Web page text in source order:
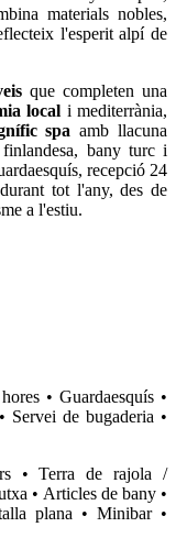
materials nobles,
l'esperit alpí de
que completen una
local i mediterrània,
spa amb llacuna
finlandesa, bany turc i
recepció 24
tot l'any, des de
a l'estiu.
• Guardaesquís •
Servei de bugaderia •
• Terra de rajola /
• Articles de bany •
plana • Minibar •